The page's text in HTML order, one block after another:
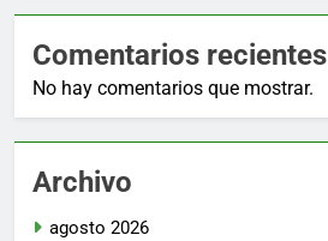
Comentarios recientes
No hay comentarios que mostrar.
Archivo
agosto 2026